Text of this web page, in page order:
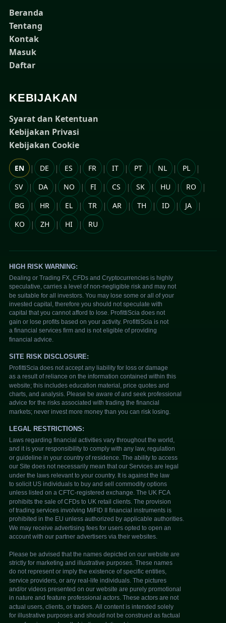
Beranda
Tentang
Kontak
Masuk
Daftar
KEBIJAKAN
Syarat dan Ketentuan
Kebijakan Privasi
Kebijakan Cookie
EN | DE | ES | FR | IT | PT | NL | PL |
SV | DA | NO | FI | CS | SK | HU | RO |
BG | HR | EL | TR | AR | TH | ID | JA |
KO | ZH | HI | RU